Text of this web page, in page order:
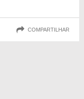
COMPARTILHAR